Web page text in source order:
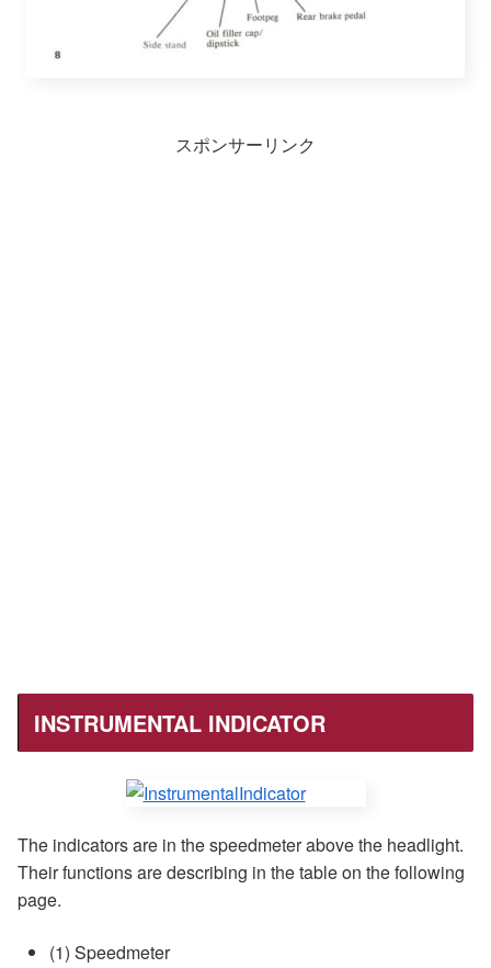
スポンサーリンク
INSTRUMENTAL INDICATOR
The indicators are in the speedmeter above the headlight.
Their functions are describing in the table on the following
page.
(1) Speedmeter